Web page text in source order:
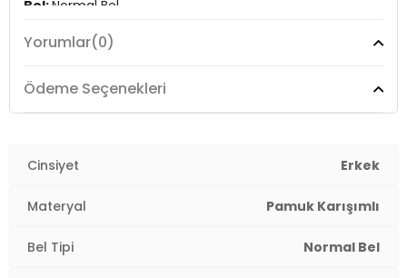
Bel:Normal Bel
Boy:Standart
Paça Tipi:Daralan Paça
Yaş Grubu:
Menşei:Türkiye
Yorumlar(0)
Ödeme Seçenekleri
Cinsiyet Erkek
Materyal Pamuk Karışımlı
Bel Tipi Normal Bel